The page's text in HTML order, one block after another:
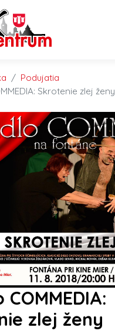
menu
Podujatia
Skrotenie zlej ženy
zlej ženy